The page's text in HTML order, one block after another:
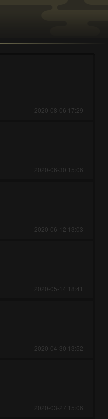
2020-08-06 17:29
2020-06-30 15:06
2020-06-12 13:03
2020-05-14 18:41
2020-04-30 13:52
2020-03-27 15:06